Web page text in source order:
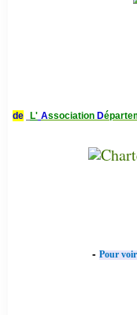
de L' Association D
- Pour voir